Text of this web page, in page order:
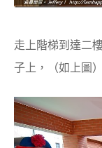
走上階梯到達二
子上，（如上圖